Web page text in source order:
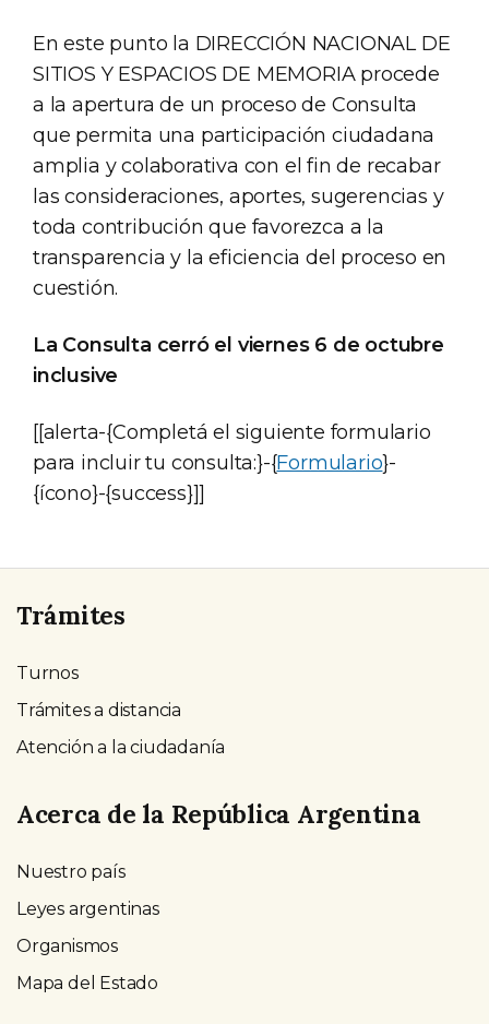
En este punto la DIRECCIÓN NACIONAL DE
SITIOS Y ESPACIOS DE MEMORIA procede
a la apertura de un proceso de Consulta
que permita una participación ciudadana
amplia y colaborativa con el fin de recabar
las consideraciones, aportes, sugerencias y
toda contribución que favorezca a la
transparencia y la eficiencia del proceso en
cuestión.
La Consulta cerró el viernes 6 de octubre
inclusive
[[alerta-{Completá el siguiente formulario
para incluir tu consulta:}-{Formulario}-
{ícono}-{success}]]
Trámites
Turnos
Trámites a distancia
Atención a la ciudadanía
Acerca de la República Argentina
Nuestro país
Leyes argentinas
Organismos
Mapa del Estado